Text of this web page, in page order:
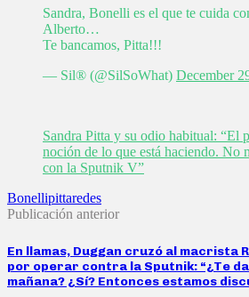
Sandra, Bonelli es el que te cuida
Alberto…
Te bancamos, Pitta!!!
— Sil® (@SilSoWhat) December
Sandra Pitta y su odio habitual: “El
noción de lo que está haciendo. No
con la Sputnik V”
Bonellipittaredes
Publicación anterior
En llamas, Duggan cruzó al macrista
por operar contra la Sputnik: “¿Te
mañana? ¿Sí? Entonces estamos